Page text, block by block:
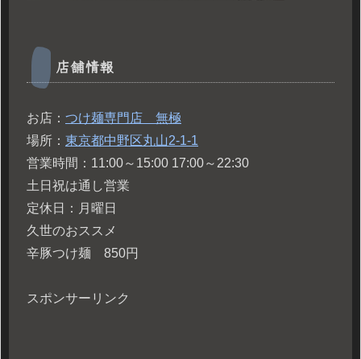
店舗情報
お店： つけ麺専門店 無極
場所： 東京都中野区丸山2-1-1
営業時間：11:00～15:00 17:00～22:30
土日祝は通し営業
定休日：月曜日
久世のおススメ
辛豚つけ麺 850円
スポンサーリンク